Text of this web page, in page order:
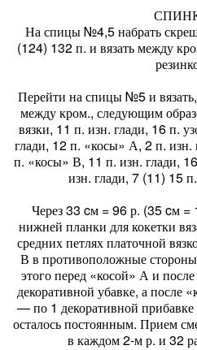
На спицы №4,5 набрать
(124) 132 п. и вязать между
Перейти на спицы №5 и
между кром., следующим
вязки, 11 п. изн. глади, 16 п.
глади, 12 п. «косы» А, 2 п. изн.
п. «косы» В, 11 п. изн. глади,
изн. глади, 7 (11) 15
Через 33 cм = 96 р. (35 cм
нижней планки для кокетки
средних петлях платочной
В в противоположные
этого перед «косой» А и
декоративной убавке, а после
— по 1 декоративной прибавке
осталось постоянным. Прием
в каждом 2-м р. и 32